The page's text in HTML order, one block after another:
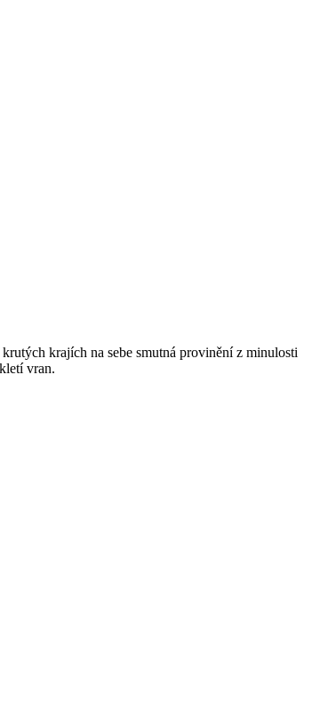
krajích na sebe smutná provinění z minulosti
vran.